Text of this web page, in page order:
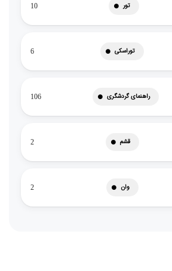
تور 10
توراسکی 6
راهنمای گردشگری 106
قشم 2
وان 2